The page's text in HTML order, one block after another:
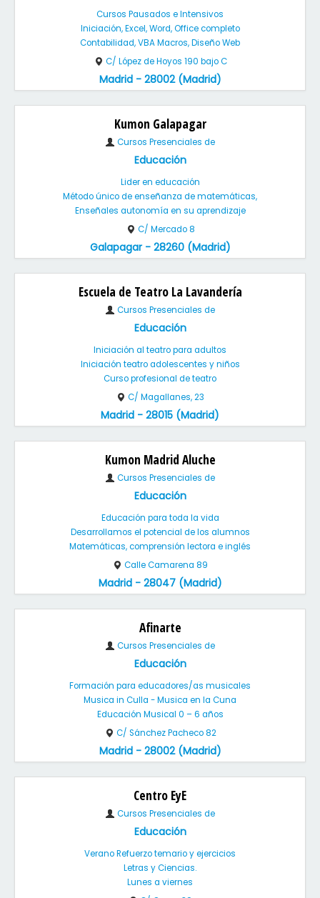
Cursos Pausados e Intensivos
Iniciación, Excel, Word, Office completo
Contabilidad, VBA Macros, Diseño Web
C/ López de Hoyos 190 bajo C
Madrid - 28002 (Madrid)
Kumon Galapagar
Cursos Presenciales de
Educación
Lider en educación
Método único de enseñanza de matemáticas,
Enseñales autonomía en su aprendizaje
C/ Mercado 8
Galapagar - 28260 (Madrid)
Escuela de Teatro La Lavandería
Cursos Presenciales de
Educación
Iniciación al teatro para adultos
Iniciación teatro adolescentes y niños
Curso profesional de teatro
C/ Magallanes, 23
Madrid - 28015 (Madrid)
Kumon Madrid Aluche
Cursos Presenciales de
Educación
Educación para toda la vida
Desarrollamos el potencial de los alumnos
Matemáticas, comprensión lectora e inglés
Calle Camarena 89
Madrid - 28047 (Madrid)
Afinarte
Cursos Presenciales de
Educación
Formación para educadores/as musicales
Musica in Culla - Musica en la Cuna
Educación Musical 0 – 6 años
C/ Sánchez Pacheco 82
Madrid - 28002 (Madrid)
Centro EyE
Cursos Presenciales de
Educación
Verano Refuerzo temario y ejercicios
Letras y Ciencias.
Lunes a viernes